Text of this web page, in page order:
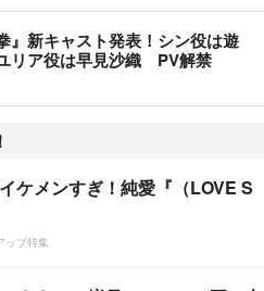
』新キャスト発表！シン役は遊
リア役は早見沙織 PV解禁
ケメンすぎ！純愛『（LOVE S
ップ特集